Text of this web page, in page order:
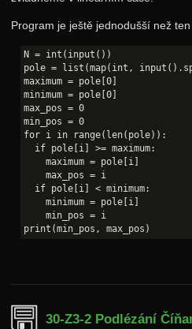
Program je ještě jednodušší než
N = int(input())
pole = list(map(int,
maximum = pole[0]
minimum = pole[0]
max_pos = 0
min_pos = 0
for i in range(len(pole)):
  if pole[i] >= maximum:
    maximum = pole[i]
    max_pos = i
  if pole[i] < minimum:
    minimum = pole[i]
    min_pos = i
30-Z3-2 Podlézání